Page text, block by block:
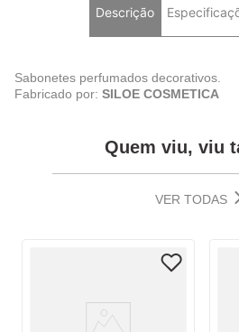
Descrição
Sabonetes perfumados decorativos.
Fabricado por: SILOE COSMETICA
Quem viu, viu
VER TODAS